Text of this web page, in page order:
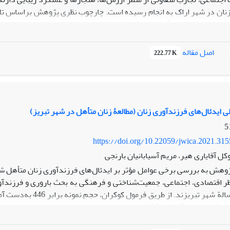
در شهر اراک به انجام رسیده است. چارچوب نظری پژوهش بر‌اساس
می‌دهد که بر‌اساس آن هرچند در نوع خودپندارة بدنی و میزان تمایل
در نمود و اقدام عملی برای زیباسازی بدن، که در قالب مدیریت
اصل مقاله 222.77 K
ایدئال‌های فرزندآوری زنان (مطالعۀ زنان متأهل در شهر تبریز)
https://doi.org/10.22059/
آقایاری هیر، مریم آسیابانیان بارنجی
به بررسی برخی عوامل مؤثر بر ایدئال‌های فرزندآوری زنان متأهل
اقتصادی، اجتماعی، جمعیت‌شناختی و فرهنگی به بحث باروری و
متأهل 15ـ49 سالة